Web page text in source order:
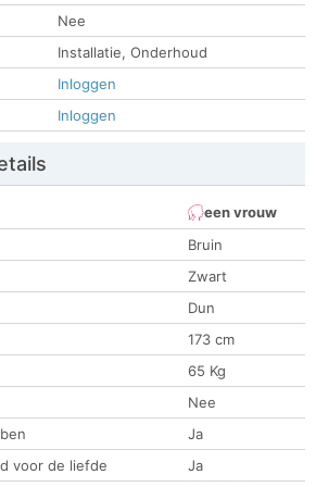
Nee
Installatie, Onderhoud
Inloggen
Inloggen
een vrouw
Bruin
Zwart
Dun
173 cm
65 Kg
Nee
Ja
voor de liefde
Ja